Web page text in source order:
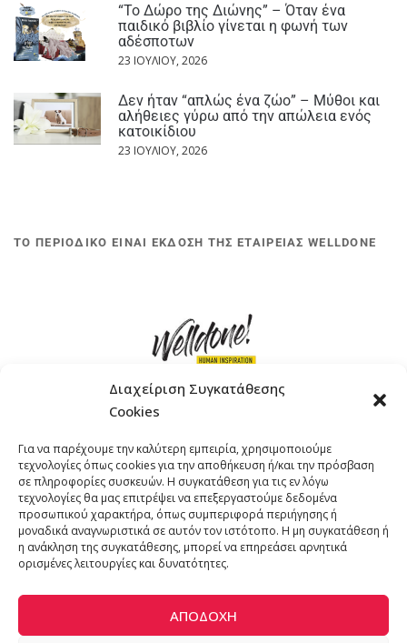
Διαχείριση Συγκατάθεσης
Cookies
Για να παρέχουμε την καλύτερη εμπειρία, χρησιμοποιούμε
τεχνολογίες όπως cookies για την αποθήκευση ή/και την πρόσβαση
σε πληροφορίες συσκευών. Η συγκατάθεση για τις εν λόγω
τεχνολογίες θα μας επιτρέψει να επεξεργαστούμε δεδομένα
προσωπικού χαρακτήρα, όπως συμπεριφορά περιήγησης ή
μοναδικά αναγνωριστικά σε αυτόν τον ιστότοπο. Η μη συγκατάθεση ή
η ανάκληση της συγκατάθεσης, μπορεί να επηρεάσει αρνητικά
ορισμένες λειτουργίες και δυνατότητες.
ΑΠΟΔΟΧΉ
“Το Δώρο της Διώνης” – Όταν ένα
παιδικό βιβλίο γίνεται η φωνή των
αδέσποτων
23 ΙΟΥΛΊΟΥ, 2026
Δεν ήταν “απλώς ένα ζώο” – Μύθοι και
αλήθειες γύρω από την απώλεια ενός
κατοικίδιου
23 ΙΟΥΛΊΟΥ, 2026
ΤΟ ΠΕΡΙΟΔΙΚΟ ΕΙΝΑΙ ΕΚΔΟΣΗ ΤΗΣ ΕΤΑΙΡΕΙΑΣ WELLDONE
ΤΗΛΕΦΩΝΟ: +30 211 4021758
EMAIL:info@welldone.com.gr